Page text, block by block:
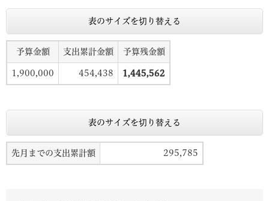
表のサイズを切り替える
予算金額 支出累計金額 予算残金額
1,900,000 454,438 1,445,562
表のサイズを切り替える
先月までの支出累計額 295,785